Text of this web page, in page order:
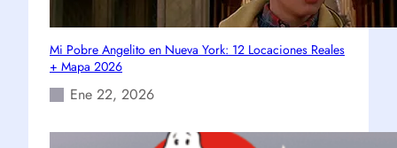
Mi Pobre Angelito en Nueva York: 12 Locaciones Reales
+ Mapa 2026
Ene 22, 2026